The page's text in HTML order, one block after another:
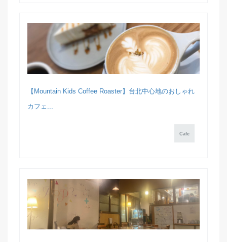
【Mountain Kids Coffee Roaster】台北中心地のおしゃれ
カフェ...
Cafe